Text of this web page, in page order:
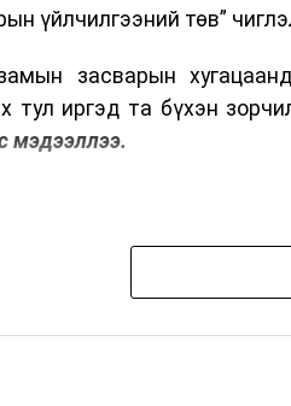
үйлчилгээний төв”
засварын
тул иргэд та бүхэн
мэдээллээ.